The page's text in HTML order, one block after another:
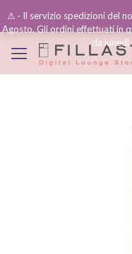
⚠︎ · Il servizio spedizioni del
Agosto. Gli ordini effettuati in
da